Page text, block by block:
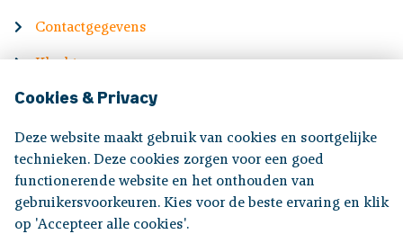
Cookies & Privacy
Deze website maakt gebruik van cookies en soortgelijke
technieken. Deze cookies zorgen voor een goed
functionerende website en het onthouden van
gebruikersvoorkeuren. Kies voor de beste ervaring en klik
op 'Accepteer alle cookies'.
Contactgegevens
Klachten
Information in English
Volg ons op: